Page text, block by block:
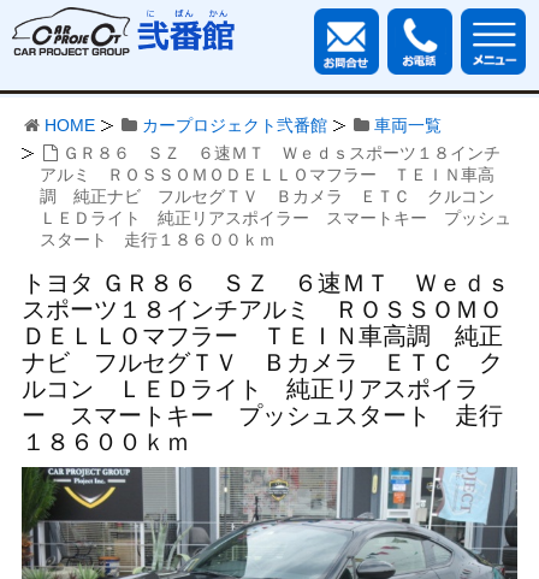
HOME カープロジェクト弐番館
車両一覧
ＧＲ８６ ＳＺ ６速ＭＴ Ｗｅｄｓスポーツ１８インチ
アルミ ＲＯＳＳＯＭＯＤＥＬＬＯマフラー ＴＥＩＮ車高
調 純正ナビ フルセグＴＶ Ｂカメラ ＥＴＣ クルコン
ＬＥＤライト 純正リアスポイラー スマートキー プッシュ
スタート 走行１８６００ｋｍ
トヨタ ＧＲ８６ ＳＺ ６速ＭＴ Ｗｅｄｓ
スポーツ１８インチアルミ ＲＯＳＳＯＭＯ
ＤＥＬＬＯマフラー ＴＥＩＮ車高調 純正
ナビ フルセグＴＶ Ｂカメラ ＥＴＣ ク
ルコン ＬＥＤライト 純正リアスポイラ
ー スマートキー プッシュスタート 走行
１８６００ｋｍ